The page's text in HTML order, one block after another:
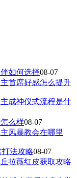
如何选择08-07
首席好感怎么提升
成神仪式流程是什
么样08-07
风暴教会在哪里
法攻略08-07
拉薇红皮获取攻略